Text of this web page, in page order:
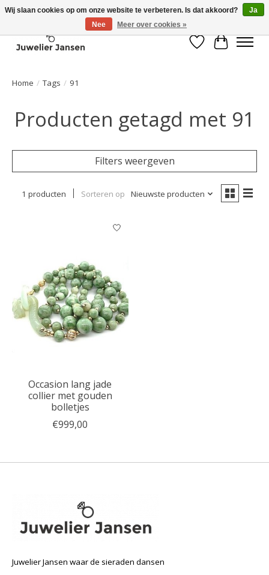
Verlanglijst
Home / Tags / 91
Producten getagd met 91
Filters weergeven
1 producten Sorteren op Nieuwste producten
Occasion lang jade
collier met gouden
bolletjes
€999,00
Juwelier Jansen waar de sieraden dansen
Wij slaan cookies op om onze website te verbeteren. Is dat akkoord?
Ja
Nee
Meer over cookies »